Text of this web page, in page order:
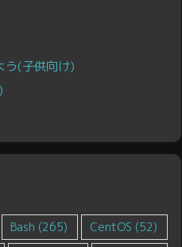
う(子供向け)
Bash (265) CentOS (52)